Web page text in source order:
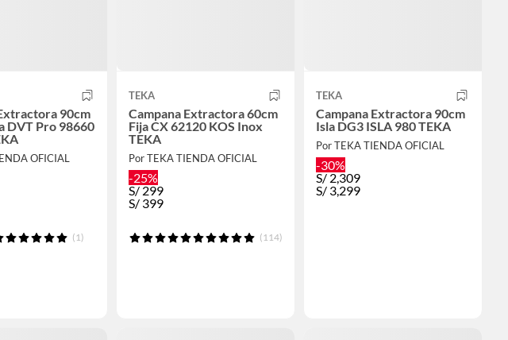
90cm
DVT Pro 98660
OFICIAL
(1)
TEKA
Campana Extractora 60cm
Fija CX 62120 KOS Inox
TEKA
Por TEKA TIENDA OFICIAL
-25%
S/299
S/ 399
(114)
TEKA
Campana Extractora 90cm
Isla DG3 ISLA 980 TEKA
Por TEKA TIENDA OFICIAL
-30%
S/2,309
S/ 3,299